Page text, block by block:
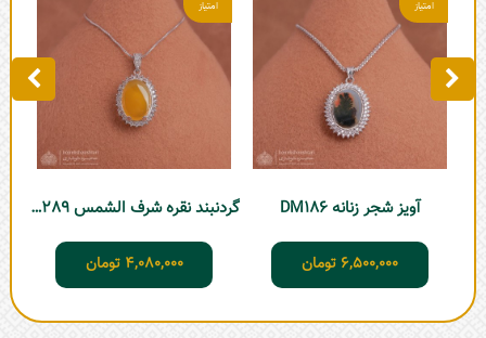
آویز شجر زنانه DM186
6,500,000 تومان
گردنبند نقره شرف الشمس DM289
4,080,000 تومان